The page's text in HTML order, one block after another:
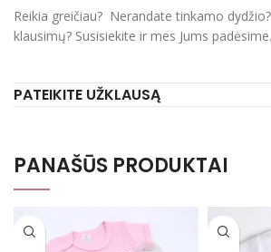
Reikia greičiau? Nerandate tinkamo
klausimų? Susisiekite ir mes Jums padėsime.
PATEIKITE UŽKLAUSĄ
PANAŠŪS PRODUKTAI